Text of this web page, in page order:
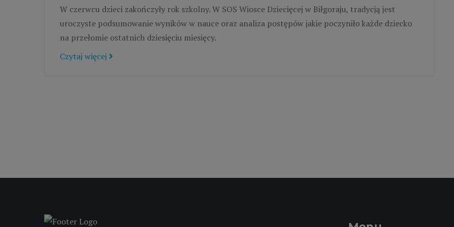
W czerwcu dzieci zakończyły rok szkolny. W SOS Wiosce Dziecięcej w Biłgoraju, tradycją jest
uroczyste podsumowanie wyników w nauce oraz analiza postępów jakie poczyniło każde dziecko
na przełomie ostatnich dziesięciu miesięcy.
Czytaj więcej